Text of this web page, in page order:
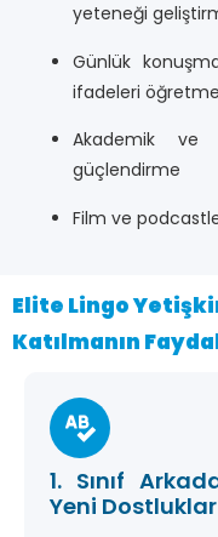
yeteneği
Günlük
ifadeleri öğretme
Akademik ve
güçlendirme
Film ve
Elite Lingo
Katılmanın
1. Sınıf
Yeni